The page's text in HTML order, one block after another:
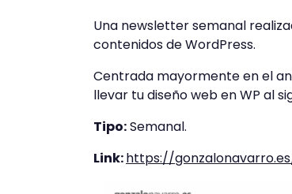
Una newsletter semanal
contenidos de WordPress.
Centrada mayormente en el
llevar tu diseño web en WP al
Tipo:Semanal.
Link:https://